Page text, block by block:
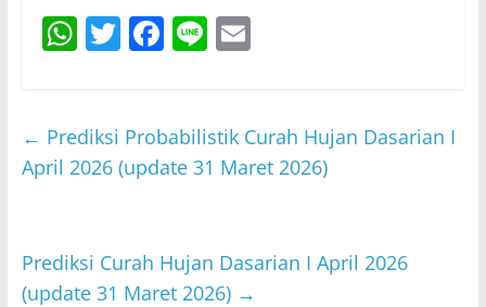
W
s
A
T
er
F
e
b
k
Li E
l
← Prediksi Probabilistik Curah Hujan Dasarian I
April 2026 (update 31 Maret 2026)
Prediksi Curah Hujan Dasarian I April 2026
(update 31 Maret 2026) →